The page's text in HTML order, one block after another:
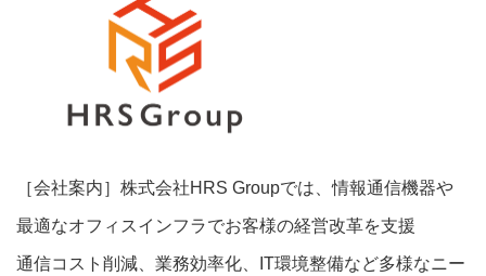
［会社案内］株式会社HRS Groupでは、情報通信機器や
最適なオフィスインフラでお客様の経営改革を支援
通信コスト削減、業務効率化、IT環境整備など多様なニー